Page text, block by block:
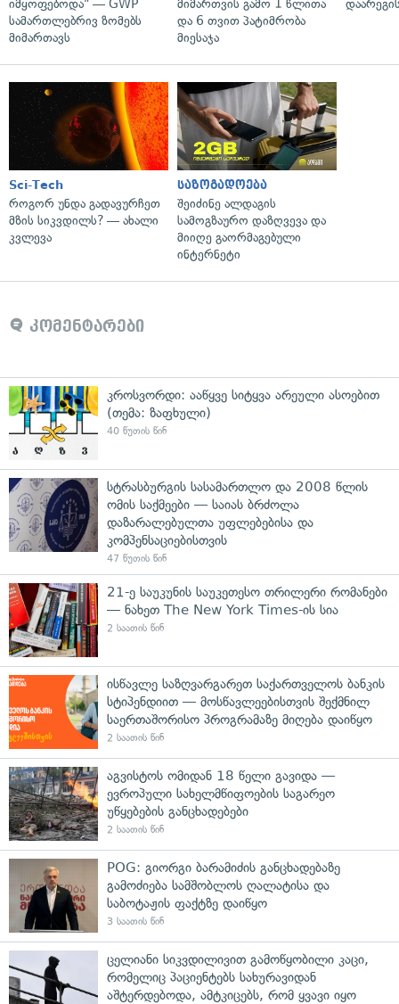
იმყოფებოდა" — GWP
სამართლებრივ ზომებს
მიმართავს
მიმართვის გამო 1 წლითა
და 6 თვით პატიმრობა
მიესაჯა
Sci-Tech
როგორ უნდა გადავურჩეთ
მზის სიკვდილს? — ახალი
კვლევა
საზოგადოება
შეიძინე ალდაგის
სამოგზაურო დაზღვევა და
მიიღე გაორმაგებული
ინტერნეტი
კომენტარები
კროსვორდი: ააწყვე სიტყვა არეული ასოებით
(თემა: ზაფხული)
40 წუთის წინ
სტრასბურგის სასამართლო და 2008 წლის
ომის საქმეები — საიას ბრძოლა
დაზარალებულთა უფლებებისა და
კომპენსაციებისთვის
47 წუთის წინ
21-ე საუკუნის საუკეთესო თრილერი რომანები
— ნახეთ The New York Times-ის სია
2 საათის წინ
ისწავლე საზღვარგარეთ საქართველოს ბანკის
სტიპენდიით — მოსწავლეებისთვის შექმნილ
საერთაშორისო პროგრამაზე მიღება დაიწყო
2 საათის წინ
აგვისტოს ომიდან 18 წელი გავიდა —
ევროპული სახელმწიფოების საგარეო
უწყებების განცხადებები
2 საათის წინ
POG: გიორგი ბარამიძის განცხადებაზე
გამოძიება სამშობლოს ღალატისა და
საბოტაჟის ფაქტზე დაიწყო
3 საათის წინ
ცელიანი სიკვდილივით გამოწყობილი კაცი,
რომელიც პაციენტებს სახურავიდან
აშტერდებოდა, ამტკიცებს, რომ ყვავი იყო